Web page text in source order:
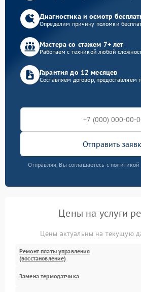
Диагностика и осмотр
Определим причину поломки
Мастера со стажем 7+ лет
Работаем с техникой любой
Гарантия до 12 месяцев
Составляем договор, предоставляем
Отправить
Отправляя, Вы соглашаетесь с
Цены на услуги
Цены актуальны на текущую
Ремонт платы управления
(восстановление)
Замена термодатчика